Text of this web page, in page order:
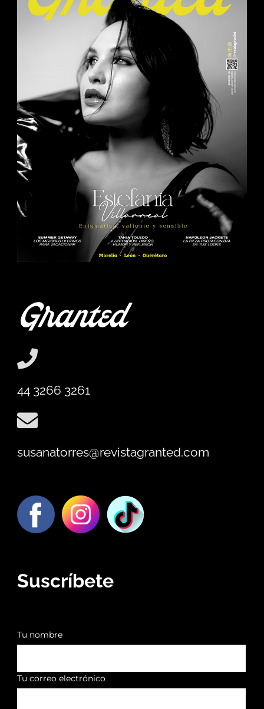
44 3266 3261
susanatorres@revistagranted.com
Suscríbete
Tu nombre
Tu correo electrónico